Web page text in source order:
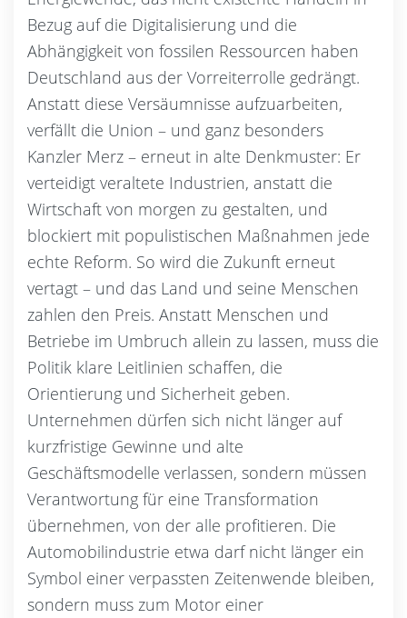
Bezug auf die Digitalisierung und die
Abhängigkeit von fossilen Ressourcen haben
Deutschland aus der Vorreiterrolle gedrängt.
Anstatt diese Versäumnisse aufzuarbeiten,
verfällt die Union – und ganz besonders
Kanzler Merz – erneut in alte Denkmuster: Er
verteidigt veraltete Industrien, anstatt die
Wirtschaft von morgen zu gestalten, und
blockiert mit populistischen Maßnahmen jede
echte Reform. So wird die Zukunft erneut
vertagt – und das Land und seine Menschen
zahlen den Preis. Anstatt Menschen und
Betriebe im Umbruch allein zu lassen, muss die
Politik klare Leitlinien schaffen, die
Orientierung und Sicherheit geben.
Unternehmen dürfen sich nicht länger auf
kurzfristige Gewinne und alte
Geschäftsmodelle verlassen, sondern müssen
Verantwortung für eine Transformation
übernehmen, von der alle profitieren. Die
Automobilindustrie etwa darf nicht länger ein
Symbol einer verpassten Zeitenwende bleiben,
sondern muss zum Motor einer